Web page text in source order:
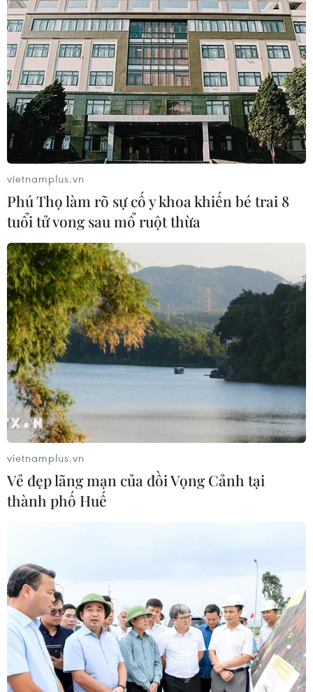
vietnamplus.vn
Phú Thọ làm rõ sự cố y khoa khiến bé trai 8
tuổi tử vong sau mổ ruột thừa
vietnamplus.vn
Vẻ đẹp lãng mạn của đồi Vọng Cảnh tại
thành phố Huế